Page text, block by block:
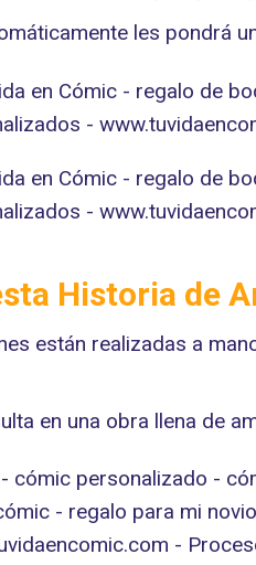
les pondrá
Historia de
están realizadas a
en una obra llena de